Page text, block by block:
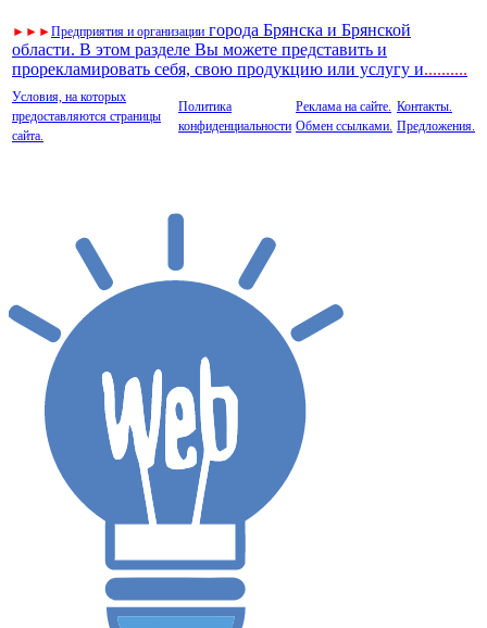
► ► ►Предприятия и организации города Брянска и Брянской
области. В этом разделе Вы можете представить и
прорекламировать себя, свою продукцию или услугу и..........
Условия, на которых
предоставляются страницы
сайта.
Политика
конфиденциальности
Реклама на сайте.
Обмен ссылками.
Контакты.
Предложения.